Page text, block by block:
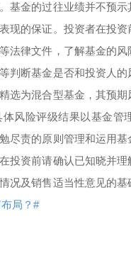
基金的过往业绩并不预
现的保证。投资者在投
法律文件，了解基金的
判断基金是否和投资人
选为混合型基金，其预
风险评级结果以基金管
尽责的原则管理和运用
投资前请确认已知晓并
况及销售适当性意见的
局？#